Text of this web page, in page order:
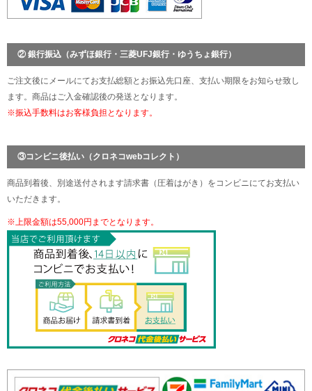
② 銀行振込（みずほ銀行・三菱UFJ銀行・ゆうちょ銀行）
ご注文後にメールにてお支払総額とお振込先口座、支払い期限をお知らせ致し
ます。商品はご入金確認後の発送となります。
※振込手数料はお客様負担となります。
③コンビニ後払い（クロネコwebコレクト）
商品到着後、別途送付されます請求書（圧着はがき）をコンビニにてお支払い
いただきます。
※上限金額は55,000円までとなります。